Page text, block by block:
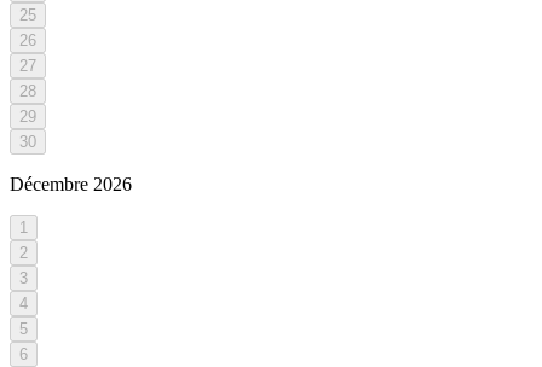
25
26
27
28
29
30
Décembre 2026
1
2
3
4
5
6